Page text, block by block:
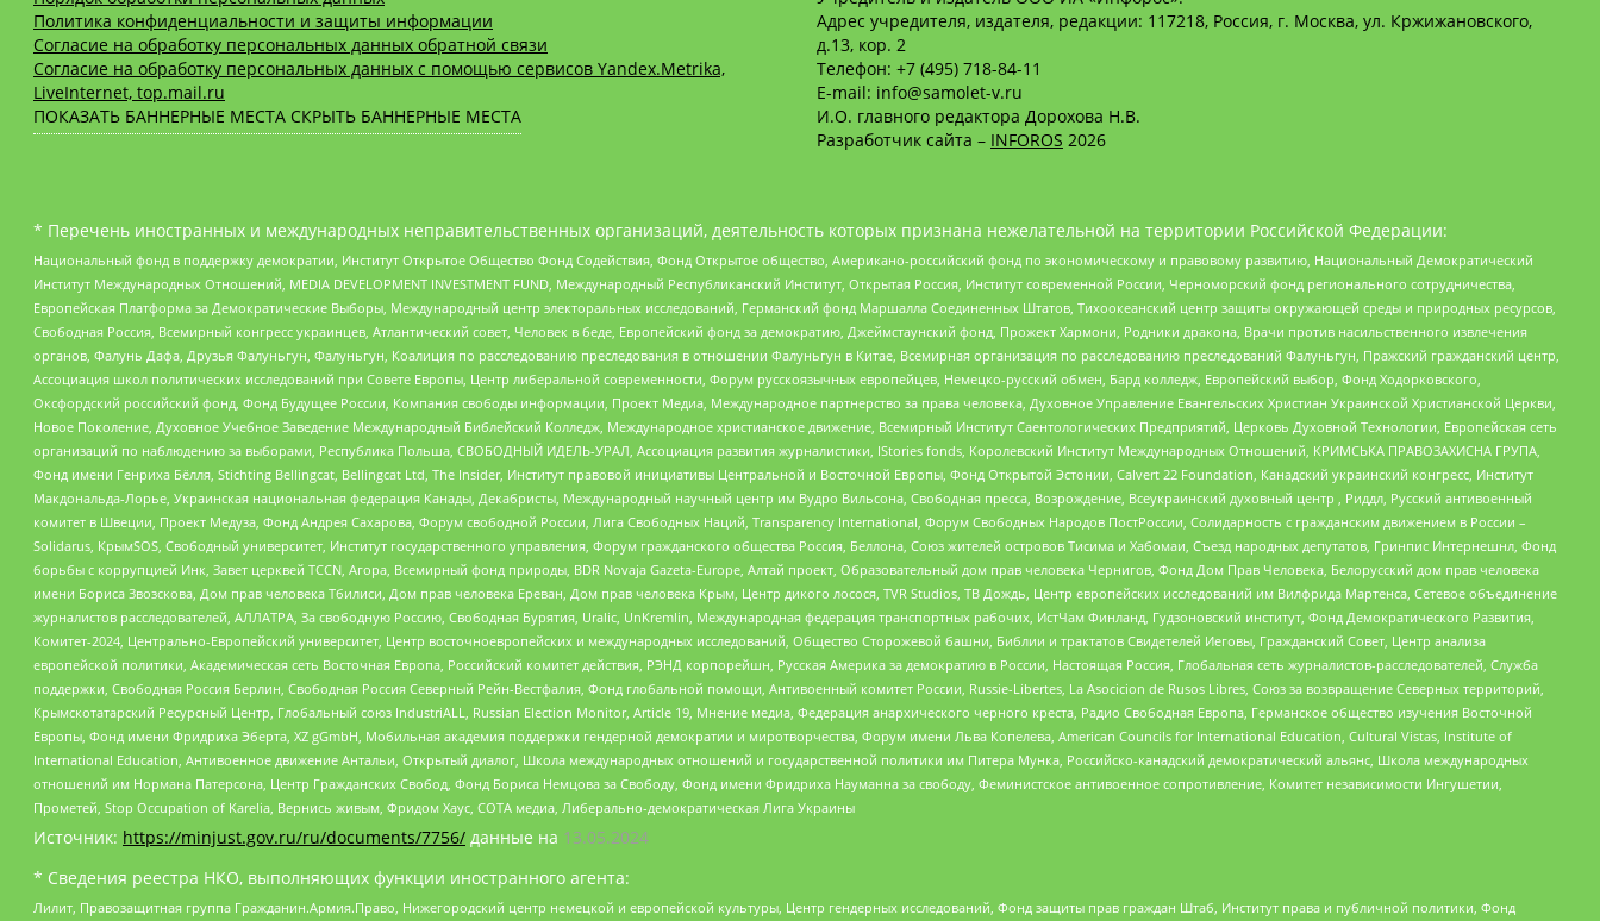
Политика конфиденциальности и защиты информации
Согласие на обработку персональных данных обратной связи
Согласие на обработку персональных данных с помощью сервисов Yandex.Metrika,
LiveInternet, top.mail.ru
ПОКАЗАТЬ БАННЕРНЫЕ МЕСТА СКРЫТЬ БАННЕРНЫЕ МЕСТА
Адрес учредителя, издателя, редакции: 117218, Россия, г. Москва, ул. Кржижановского,
д.13, кор. 2
Телефон: +7 (495) 718-84-11
E-mail: info@samolet-v.ru
И.О. главного редактора Дорохова Н.В.
Разработчик сайта – INFOROS 2026
* Перечень иностранных и международных неправительственных организаций, деятельность которых признана нежелательной на территории Российской Федерации:
Национальный фонд в поддержку демократии, Институт Открытое Общество Фонд Содействия, Фонд Открытое общество, Американо-российский фонд по экономическому и правовому развитию, Национальный Демократический
Институт Международных Отношений, MEDIA DEVELOPMENT INVESTMENT FUND, Международный Республиканский Институт, Открытая Россия, Институт современной России, Черноморский фонд регионального сотрудничества,
Европейская Платформа за Демократические Выборы, Международный центр электоральных исследований, Германский фонд Маршалла Соединенных Штатов, Тихоокеанский центр защиты окружающей среды и природных ресурсов,
Свободная Россия, Всемирный конгресс украинцев, Атлантический совет, Человек в беде, Европейский фонд за демократию, Джеймстаунский фонд, Прожект Хармони, Родники дракона, Врачи против насильственного извлечения
органов, Фалунь Дафа, Друзья Фалуньгун, Фалуньгун, Коалиция по расследованию преследования в отношении Фалуньгун в Китае, Всемирная организация по расследованию преследований Фалуньгун, Пражский гражданский центр,
Ассоциация школ политических исследований при Совете Европы, Центр либеральной современности, Форум русскоязычных европейцев, Немецко-русский обмен, Бард колледж, Европейский выбор, Фонд Ходорковского,
Оксфордский российский фонд, Фонд Будущее России, Компания свободы информации, Проект Медиа, Международное партнерство за права человека, Духовное Управление Евангельских Христиан Украинской Христианской Церкви,
Новое Поколение, Духовное Учебное Заведение Международный Библейский Колледж, Международное христианское движение, Всемирный Институт Саентологических Предприятий, Церковь Духовной Технологии, Европейская сеть
организаций по наблюдению за выборами, Республика Польша, СВОБОДНЫЙ ИДЕЛЬ-УРАЛ, Ассоциация развития журналистики, IStories fonds, Королевский Институт Международных Отношений, КРИМСЬКА ПРАВОЗАХИСНА ГРУПА,
Фонд имени Генриха Бёлля, Stichting Bellingcat, Bellingcat Ltd, The Insider, Институт правовой инициативы Центральной и Восточной Европы, Фонд Открытой Эстонии, Calvert 22 Foundation, Канадский украинский конгресс, Институт
Макдональда-Лорье, Украинская национальная федерация Канады, Декабристы, Международный научный центр им Вудро Вильсона, Свободная пресса, Возрождение, Всеукраинский духовный центр , Риддл, Русский антивоенный
комитет в Швеции, Проект Медуза, Фонд Андрея Сахарова, Форум свободной России, Лига Свободных Наций, Transparеncy International, Форум Свободных Народов ПостРоссии, Солидарность с гражданским движением в России –
Solidarus, КрымSOS, Свободный университет, Институт государственного управления, Форум гражданского общества Россия, Беллона, Союз жителей островов Тисима и Хабомаи, Съезд народных депутатов, Гринпис Интернешнл, Фонд
борьбы с коррупцией Инк, Завет церквей TCCN, Агора, Всемирный фонд природы, BDR Novaja Gazeta-Europe, Алтай проект, Образовательный дом прав человека Чернигов, Фонд Дом Прав Человека, Белорусский дом прав человека
имени Бориса Звозскова, Дом прав человека Тбилиси, Дом прав человека Ереван, Дом прав человека Крым, Центр дикого лосося, TVR Studios, ТВ Дождь, Центр европейских исследований им Вилфрида Мартенса, Сетевое объединение
журналистов расследователей, АЛЛАТРА, За свободную Россию, Свободная Бурятия, Uralic, UnKremlin, Международная федерация транспортных рабочих, ИстЧам Финланд, Гудзоновский институт, Фонд Демократического Развития,
Комитет-2024, Центрально-Европейский университет, Центр восточноевропейских и международных исследований, Общество Сторожевой башни, Библии и трактатов Свидетелей Иеговы, Гражданский Совет, Центр анализа
европейской политики, Академическая сеть Восточная Европа, Российский комитет действия, РЭНД корпорейшн, Русская Америка за демократию в России, Настоящая Россия, Глобальная сеть журналистов-расследователей, Служба
поддержки, Свободная Россия Берлин, Свободная Россия Северный Рейн-Вестфалия, Фонд глобальной помощи, Антивоенный комитет России, Russie-Libertes, La Asocicion de Rusos Libres, Союз за возвращение Северных территорий,
Крымскотатарский Ресурсный Центр, Глобальный союз IndustriALL, Russian Election Monitor, Article 19, Мнение медиа, Федерация анархического черного креста, Радио Свободная Европа, Германское общество изучения Восточной
Европы, Фонд имени Фридриха Эберта, XZ gGmbH, Мобильная академия поддержки гендерной демократии и миротворчества, Форум имени Льва Копелева, American Councils for International Education, Cultural Vistas, Institute of
International Education, Антивоенное движение Антальи, Открытый диалог, Школа международных отношений и государственной политики им Питера Мунка, Российско-канадский демократический альянс, Школа международных
отношений им Нормана Патерсона, Центр Гражданских Свобод, Фонд Бориса Немцова за Свободу, Фонд имени Фридриха Науманна за свободу, Феминистское антивоенное сопротивление, Комитет независимости Ингушетии,
Прометей, Stop Occupation of Karelia, Вернись живым, Фридом Хаус, СОТА медиа, Либерально-демократическая Лига Украины
Источник: https://minjust.gov.ru/ru/documents/7756/ данные на 13.05.2024
* Сведения реестра НКО, выполняющих функции иностранного агента:
Лилит, Правозащитная группа Гражданин.Армия.Право, Нижегородский центр немецкой и европейской культуры, Центр гендерных исследований, Фонд защиты прав граждан Штаб, Институт права и публичной политики, Фонд